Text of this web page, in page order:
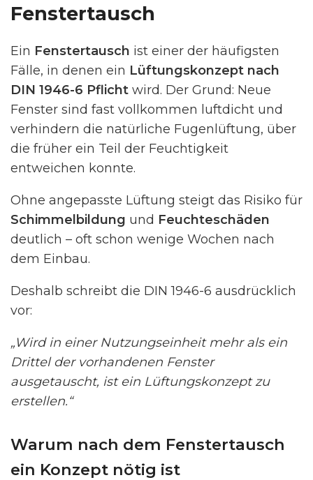
Fenstertausch
Ein Fenstertausch ist einer der häufigsten
Fälle, in denen ein Lüftungskonzept nach
DIN 1946-6 Pflicht wird. Der Grund: Neue
Fenster sind fast vollkommen luftdicht und
verhindern die natürliche Fugenlüftung, über
die früher ein Teil der Feuchtigkeit
entweichen konnte.
Ohne angepasste Lüftung steigt das Risiko für
Schimmelbildung und Feuchteschäden
deutlich – oft schon wenige Wochen nach
dem Einbau.
Deshalb schreibt die DIN 1946-6 ausdrücklich
vor:
„Wird in einer Nutzungseinheit mehr als ein
Drittel der vorhandenen Fenster
ausgetauscht, ist ein Lüftungskonzept zu
erstellen.“
Warum nach dem Fenstertausch
ein Konzept nötig ist